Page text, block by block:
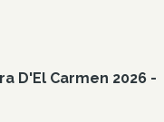
D'El Carmen 2026 -